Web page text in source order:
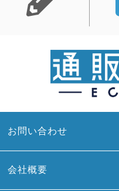
お問い合わせ
会社概要